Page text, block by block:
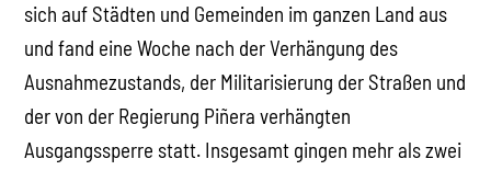
sich auf Städten und Gemeinden im ganzen Land aus
und fand eine Woche nach der Verhängung des
Ausnahmezustands, der Militarisierung der Straßen und
der von der Regierung Piñera verhängten
Ausgangssperre statt. Insgesamt gingen mehr als zwei